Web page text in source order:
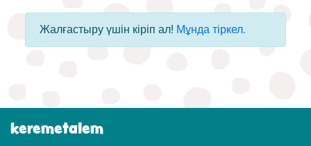
Жалғастыру үшін кіріп ал! Мұнда тіркел.
keremetalem